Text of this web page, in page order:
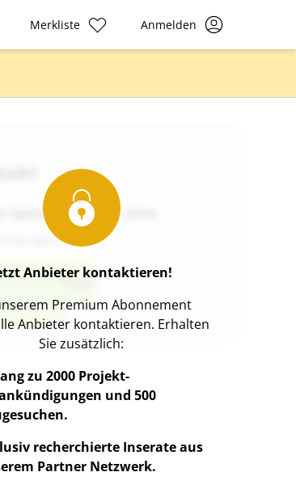
Merkliste Anmelden
ipsum dolor sit ame
ipsu
direkt
Anbieter kontaktieren!
Premium Abonnement
Anbieter kontaktieren. Erhalten
Sie zusätzlich:
zu 2000 Projekt-
und 500
recherchierte Inserate aus
Partner Netzwerk.